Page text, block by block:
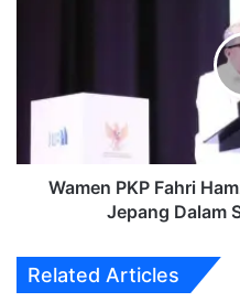
Dukungan
Dalam
Sektor
Perumahan
Wamen PKP Fahri
Jepang Dalam
Related Articles